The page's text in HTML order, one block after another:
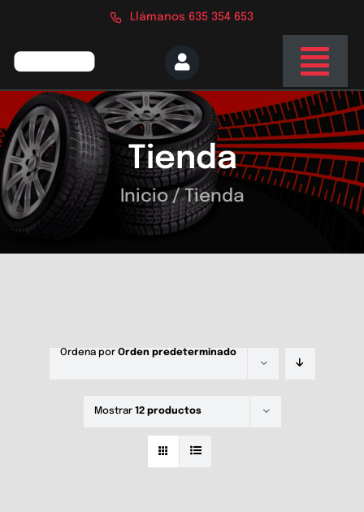
contenido
Llámanos 635 354 653
Inicio
Nosotros
Servicios
Tienda
Inicio / Tienda
Ordena por Orden predeterminado
Mostrar 12 productos